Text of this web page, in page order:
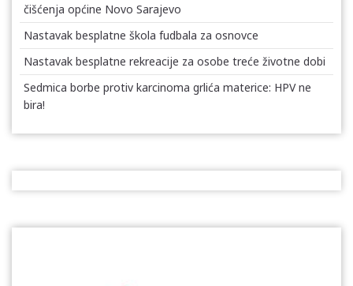
čišćenja općine Novo Sarajevo
Nastavak besplatne škola fudbala za osnovce
Nastavak besplatne rekreacije za osobe treće životne dobi
Sedmica borbe protiv karcinoma grlića materice: HPV ne
bira!